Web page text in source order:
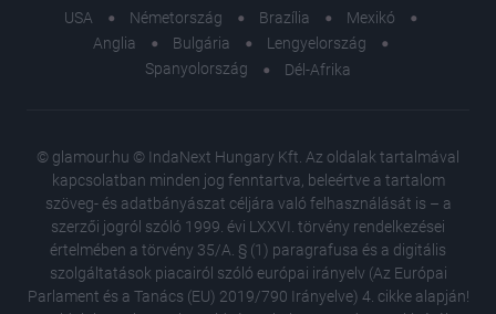
USA Németország Brazília
Mexikó
Anglia
Bulgária
Lengyelország
Spanyolország
Dél-Afrika
© glamour.hu © IndaNext Hungary Kft. Az oldalak tartalmával
kapcsolatban minden jog fenntartva, beleértve a tartalom
szöveg- és adatbányászat céljára való felhasználását is – a
szerzői jogról szóló 1999. évi LXXVI. törvény rendelkezései
értelmében a törvény 35/A. § (1) paragrafusa és a digitális
szolgáltatások piacairól szóló európai irányelv (Az Európai
Parlament és a Tanács (EU) 2019/790 Irányelve) 4. cikke alapján!